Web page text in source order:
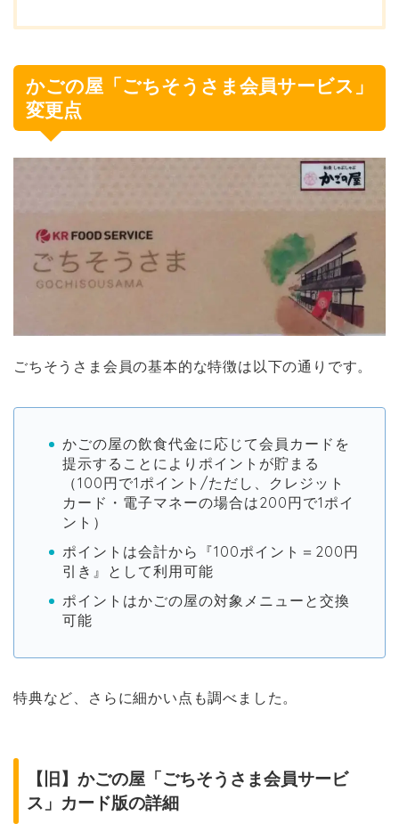
かごの屋「ごちそうさま会員サービス」
変更点
ごちそうさま会員の基本的な特徴は以下の通りです。
かごの屋の飲食代金に応じて会員カードを
提示することによりポイントが貯まる
（100円で1ポイント/ただし、クレジット
カード・電子マネーの場合は200円で1ポイ
ント）
ポイントは会計から『100ポイント＝200円
引き』として利用可能
ポイントはかごの屋の対象メニューと交換
可能
特典など、さらに細かい点も調べました。
【旧】かごの屋「ごちそうさま会員サービ
ス」カード版の詳細